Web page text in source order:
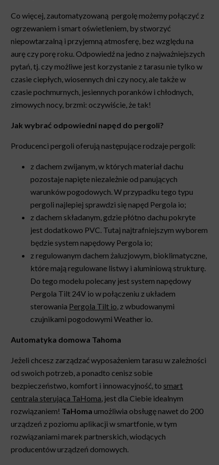
Co więcej, zautomatyzowaną pergolę możemy połączyć z
ogrzewaniem i smart oświetleniem, by stworzyć
niepowtarzalną i przyjemną atmosferę, bez względu na
aurę czy porę roku. Odpowiedź na jedno z najważniejszych
pytań, tj. czy możliwe jest korzystanie z tarasu nie tylko w
czasie ciepłych, wiosennych dni czy nocy, ale także w
czasie pochmurnych, jesiennych poranków i chłodnych,
zimowych nocy, brzmi: oczywiście, że tak!
Jak wybrać odpowiedni napęd do pergoli?
Producenci pergoli oferują następujące rodzaje pergoli:
z dachem zwijanym, w których materiał dachu
pozostaje napięte niezależnie od panujących
warunków pogodowych. W przypadku tego typu
pergoli najlepiej sprawdzi się napęd Pergola io;
z dachem składanym, gdzie płótno dachu pokryte
jest dodatkowo PVC. Tutaj najtrafniejszym wyborem
będzie system napędowy Pergola io;
z regulowanym dachem żaluzjowym, bioklimatyczne,
które mają regulowane listwy i aluminiową strukturę.
Do tego modelu polecany jest system napędowy
Pergola Tilt 24V io w połączeniu z układem
sterowania Pergola Tilt io, z wbudowanymi
czujnikami pogodowymi Weather io.
Automatyka domowa Tahoma
Jeżeli chcesz zarządzać wyposażeniem tarasu w zależności
od swoich potrzeb, a ponadto cenisz sobie
bezpieczeństwo, komfort i innowacyjność, to smart
centrala sterująca TaHoma jest dla Ciebie idealnym
rozwiązaniem! TaHoma umożliwia obsługę nawet do 200
urządzeń z poziomu aplikacji w smartfonie, w tym
rozwiązaniami marek partnerskich, wiodących
producentów urządzeń domowych.